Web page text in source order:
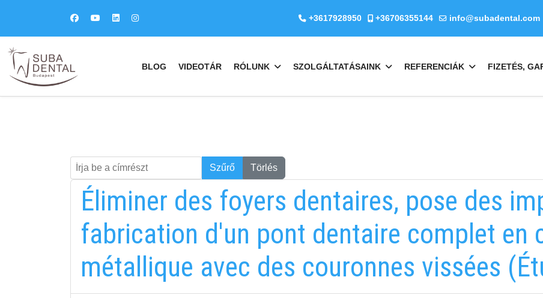
+3617928950 +36706355144 info@subadental.com
BLOG VIDEOTÁR RÓLUNK SZOLGÁLTATÁSAINK REFERENCIÁK FIZETÉS,
Írja be a címrészt
Keresés Szűrő Törlés
Éliminer des foyers dentaires, pose des
fabrication d'un pont dentaire complet en
métallique avec des couronnes vissées